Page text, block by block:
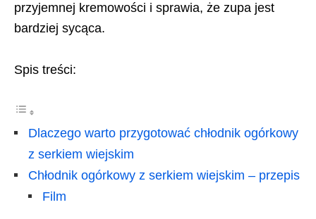
przyjemnej kremowości i sprawia, że zupa jest
bardziej sycąca.
Spis treści:
Dlaczego warto przygotować chłodnik ogórkowy
z serkiem wiejskim
Chłodnik ogórkowy z serkiem wiejskim – przepis
Film